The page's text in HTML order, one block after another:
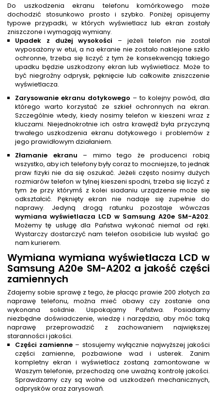
Do uszkodzenia ekranu telefonu komórkowego może
dochodzić stosunkowo prosto i szybko. Poniżej opisujemy
typowe przypadki, w których wyświetlacz lub ekran zostały
zniszczone i wymagają wymiany.
Upadek z dużej wysokości – jeżeli telefon nie został
wyposażony w etui, a na ekranie nie zostało naklejone szkło
ochronne, trzeba się liczyć z tym że konsekwencją takiego
upadku będzie uszkodzony ekran lub wyświetlacz. Może to
być niegroźny odprysk, pęknięcie lub całkowite zniszczenie
wyświetlacza.
Zarysowanie ekranu dotykowego – to kolejny powód, dla
którego warto korzystać ze szkieł ochronnych na ekran.
Szczególnie wtedy, kiedy nosimy telefon w kieszeni wraz z
kluczami. Niejednokrotnie ich ostra krawędź była przyczyną
trwałego uszkodzenia ekranu dotykowego i problemów z
jego prawidłowym działaniem.
Złamanie ekranu – mimo tego że producenci robią
wszystko, aby ich telefony były coraz to mocniejsze, to jednak
praw fizyki nie da się oszukać. Jeżeli często nosimy dużych
rozmiarów telefon w tylnej kieszeni spodni, trzeba się liczyć z
tym że przy którymś z kolei siadaniu urządzenie może się
odkształcić. Pęknięty ekran nie nadaje się zupełnie do
naprawy. Jedyną drogą ratunku pozostaje wówczas
wymiana wyświetlacza LCD w Samsung A20e SM-A202.
Możemy tę usługę dla Państwa wykonać niemal od ręki.
Wystarczy dostarczyć nam telefon osobiście lub wysłać go
nam kurierem.
Wymiana wymiana wyświetlacza LCD w
Samsung A20e SM-A202 a jakość części
zamiennych
Zdajemy sobie sprawę z tego, że płacąc prawie 200 złotych za
naprawę telefonu, można mieć obawy czy zostanie ona
wykonana solidnie. Uspokajamy Państwa. Posiadamy
niezbędne doświadczenie, wiedzę i narzędzia, aby móc taką
naprawę przeprowadzić z zachowaniem największej
staranności i jakości.
Części zamienne – stosujemy wyłącznie najwyższej jakości
części zamienne, pozbawione wad i usterek. Zanim
kompletny ekran i wyświetlacz zostaną zamontowane w
Waszym telefonie, przechodzą one uważną kontrolę jakości.
Sprawdzamy czy są wolne od uszkodzeń mechanicznych,
odprysków oraz zarysowań.